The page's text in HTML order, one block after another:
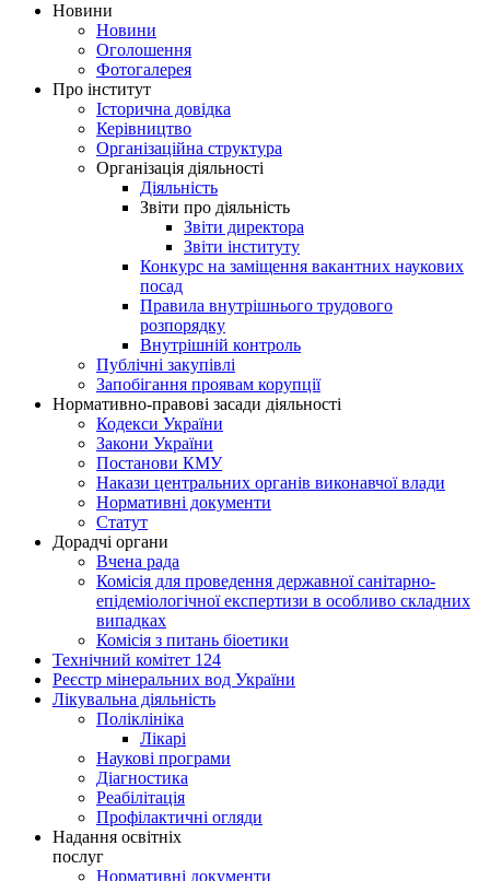
Новини
Новини
Оголошення
Фотогалерея
Про інститут
Історична довідка
Керівництво
Організаційна структура
Організація діяльності
Діяльність
Звіти про діяльність
Звіти директора
Звіти інституту
Конкурс на заміщення вакантних наукових
посад
Правила внутрішнього трудового
розпорядку
Внутрішній контроль
Публічні закупівлі
Запобігання проявам корупції
Нормативно-правові засади діяльності
Кодекси України
Закони України
Постанови КМУ
Накази центральних органів виконавчої влади
Нормативні документи
Статут
Дорадчі органи
Вчена рада
Комісія для проведення державної санітарно-
епідеміологічної експертизи в особливо складних
випадках
Комісія з питань біоетики
Технічний комітет 124
Реєстр мінеральних вод України
Лікувальна діяльність
Поліклініка
Лікарі
Наукові програми
Діагностика
Реабілітація
Профілактичні огляди
Надання освітніх
послуг
Нормативні документи